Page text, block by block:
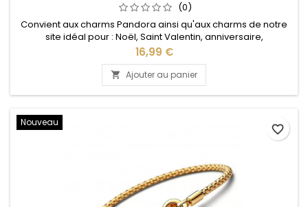
(0)
Convient aux charms Pandora ainsi qu'aux charms de notre
site idéal pour : Noël, Saint Valentin, anniversaire,
anniversaire de mariage Plusieurs tailles disponible : 17, 18, 19,
20, 21 cm
Prix
16,99 €
 Ajouter au panier
Nouveau
favorite_border